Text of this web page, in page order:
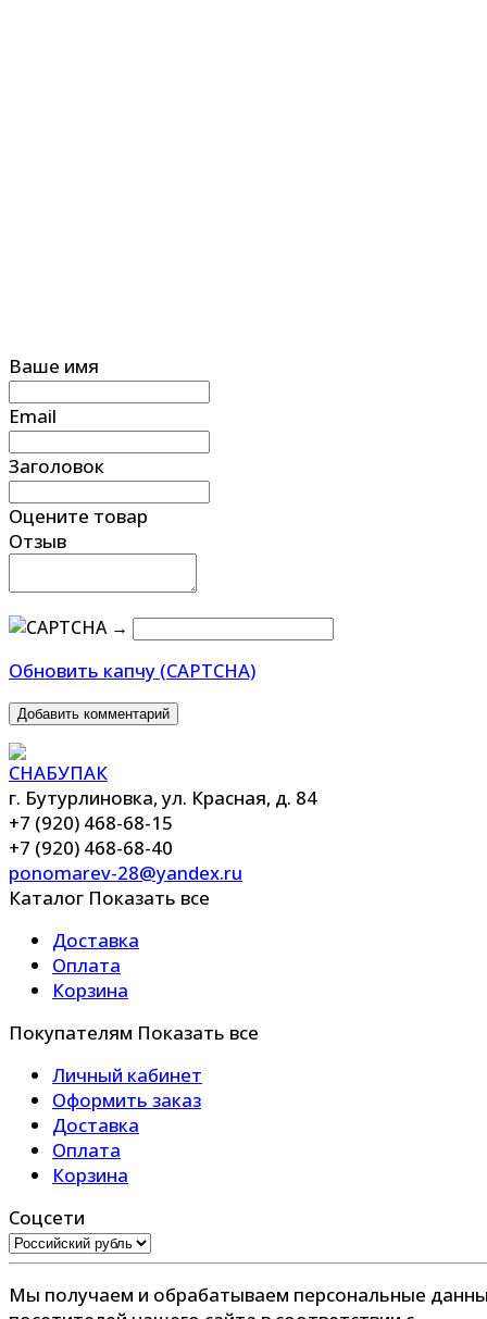
Ваше имя
Email
Заголовок
Оцените товар
Отзыв
→
Обновить капчу (CAPTCHA)
Добавить комментарий
г. Бутурлиновка, ул. Красная, д. 84
+7 (920) 468-68-15
+7 (920) 468-68-40
ponomarev-28@yandex.ru
Каталог Показать все
Доставка
Оплата
Корзина
Покупателям Показать все
Личный кабинет
Оформить заказ
Доставка
Оплата
Корзина
Соцсети
Мы получаем и обрабатываем персональные